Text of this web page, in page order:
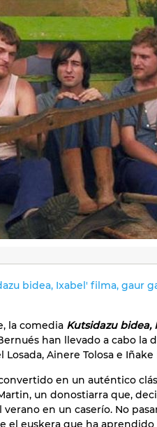
bidea, Ixabel' filma, gaur
la comedia Kutsidazu bidea,
han llevado a cabo la
Ainere Tolosa e
en un auténtico
un donostiarra que,
verano en un caserío. No
el euskera que ha aprendido